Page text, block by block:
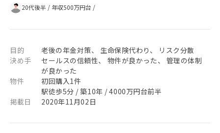
20代後半 / 年収500万円台 /
目的
老後の年金対策、 生命保険代わり、 リスク分散
決め手
セールスの信頼性、 物件が良かった、 管理の体制
が良かった
物件
初回購入1件
駅徒歩5分 / 築10年 / 4000万円台前半
掲載日
2020年11月02日